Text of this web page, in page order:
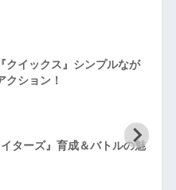
クイックス』シンプルなが
クション！
ターズ』育成＆バトルの魅